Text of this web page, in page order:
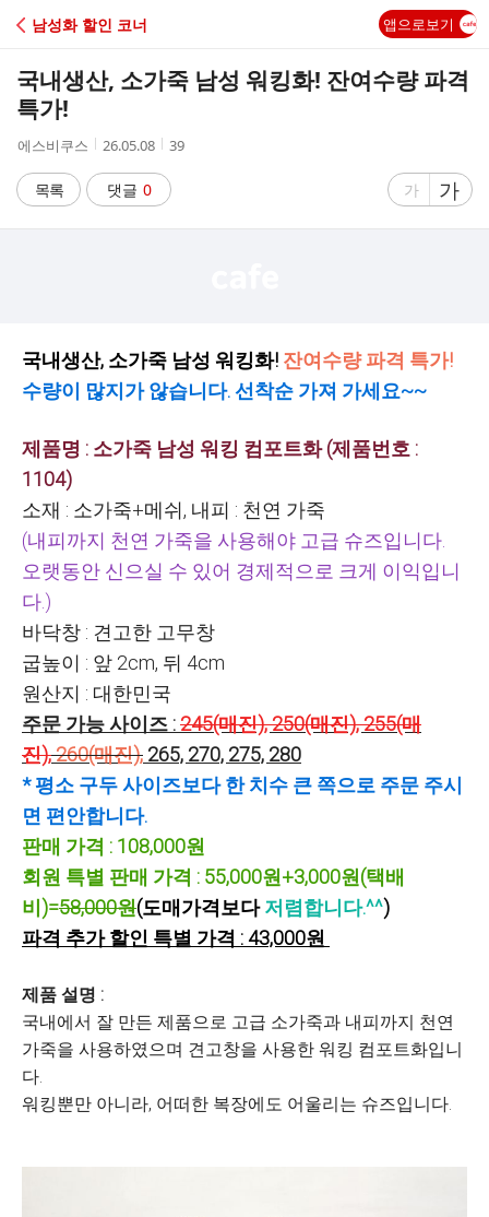
C
A
남성화 할인 코너 앱으로보기
국내생산, 소가죽 남성 워킹화! 잔여수량 파격
특가!
작
자
에스비쿠스
작
시
간
26.05.08
조
수
39
목록 댓글 0
글
게
가
글
자
게
가
국내생산, 소가죽 남성 워킹화! 잔여수량 파격 특가!
수량이 많지가 않습니다. 선착순 가져 가세요~~
제품명 : 소가죽 남성 워킹 컴포트화 (제품번호 :
1104)
소재 : 소가죽+메쉬, 내피 : 천연 가죽
(내피까지 천연 가죽을 사용해야 고급 슈즈입니다.
오랫동안 신으실 수 있어 경제적으로 크게 이익입니
다.)
바닥창 : 견고한 고무창
굽높이 : 앞 2cm, 뒤 4cm
원산지 : 대한민국
주문 가능 사이즈 :245(매진), 250(매진), 255(매
진),260(매진), 265, 270, 275, 280
* 평소 구두 사이즈보다 한 치수 큰 쪽으로 주문 주시
면 편안합니다.
판매 가격 : 108,000원
회원 특별 판매 가격 : 55,000원+3,000원(택배
비)=58,000원(도매가격보다 저렴합니다.^^)
파격 추가 할인 특별 가격 : 43,000원
제품 설명 :
국내에서 잘 만든 제품으로 고급 소가죽과 내피까지 천연
가죽을 사용하였으며 견고창을 사용한 워킹 컴포트화입니
다.
워킹뿐만 아니라, 어떠한 복장에도 어울리는 슈즈입니다.